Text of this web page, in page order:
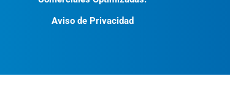
Aviso de Privacidad